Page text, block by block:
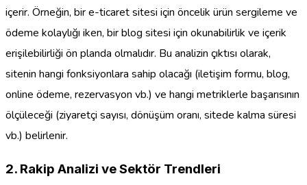
içerir. Örneğin, bir e-ticaret sitesi için öncelik ürün sergileme ve
ödeme kolaylığı iken, bir blog sitesi için okunabilirlik ve içerik
erişilebilirliği ön planda olmalıdır. Bu analizin çıktısı olarak,
sitenin hangi fonksiyonlara sahip olacağı (iletişim formu, blog,
online ödeme, rezervasyon vb.) ve hangi metriklerle başarısının
ölçüleceği (ziyaretçi sayısı, dönüşüm oranı, sitede kalma süresi
vb.) belirlenir.
2. Rakip Analizi ve Sektör Trendleri